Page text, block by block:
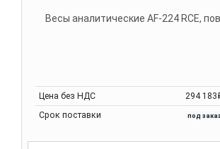
Весы аналитические AF-224 RCE,
Цена без НДС
294
Срок поставки
под заказ